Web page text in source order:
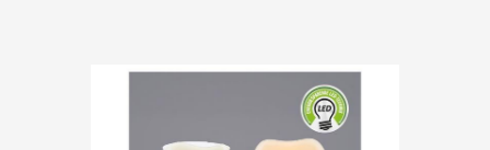
Bildergalerie überspringen